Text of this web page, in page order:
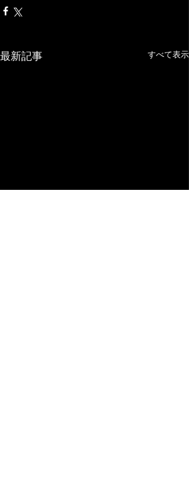
最新記事 すべて表示